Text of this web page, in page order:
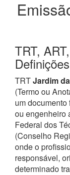
TRT,
TRTJardim
(Termo ou
um
ou engenheiro
Federal dos
(Conselho
onde o
responsável,
determinado